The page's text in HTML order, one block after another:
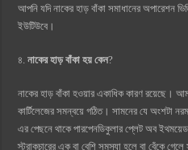
আপনি যদি নাকের হাড় বাঁকা সমাধানের অপারেশন
ইউটিউবে।
৪.নাকের হাড় বাঁকা হয় কেন?
নাকের হাড় বাঁকা হওয়ার একাধিক কারণ রয়েছে।
কার্টিলেজের সমন্বয়ে গঠিত। সামনের যে অংশটা
এর পেছনে থাকে পারপেনডিকুলার প্লেট অব
স্ট্রাকচারের এক বা বেশি সমস্যা হলে বা বেঁকে